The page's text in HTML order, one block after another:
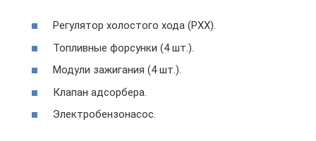
Регулятор холостого хода (РХХ).
Топливные форсунки (4 шт.).
Модули зажигания (4 шт.).
Клапан адсорбера.
Электробензонасос.